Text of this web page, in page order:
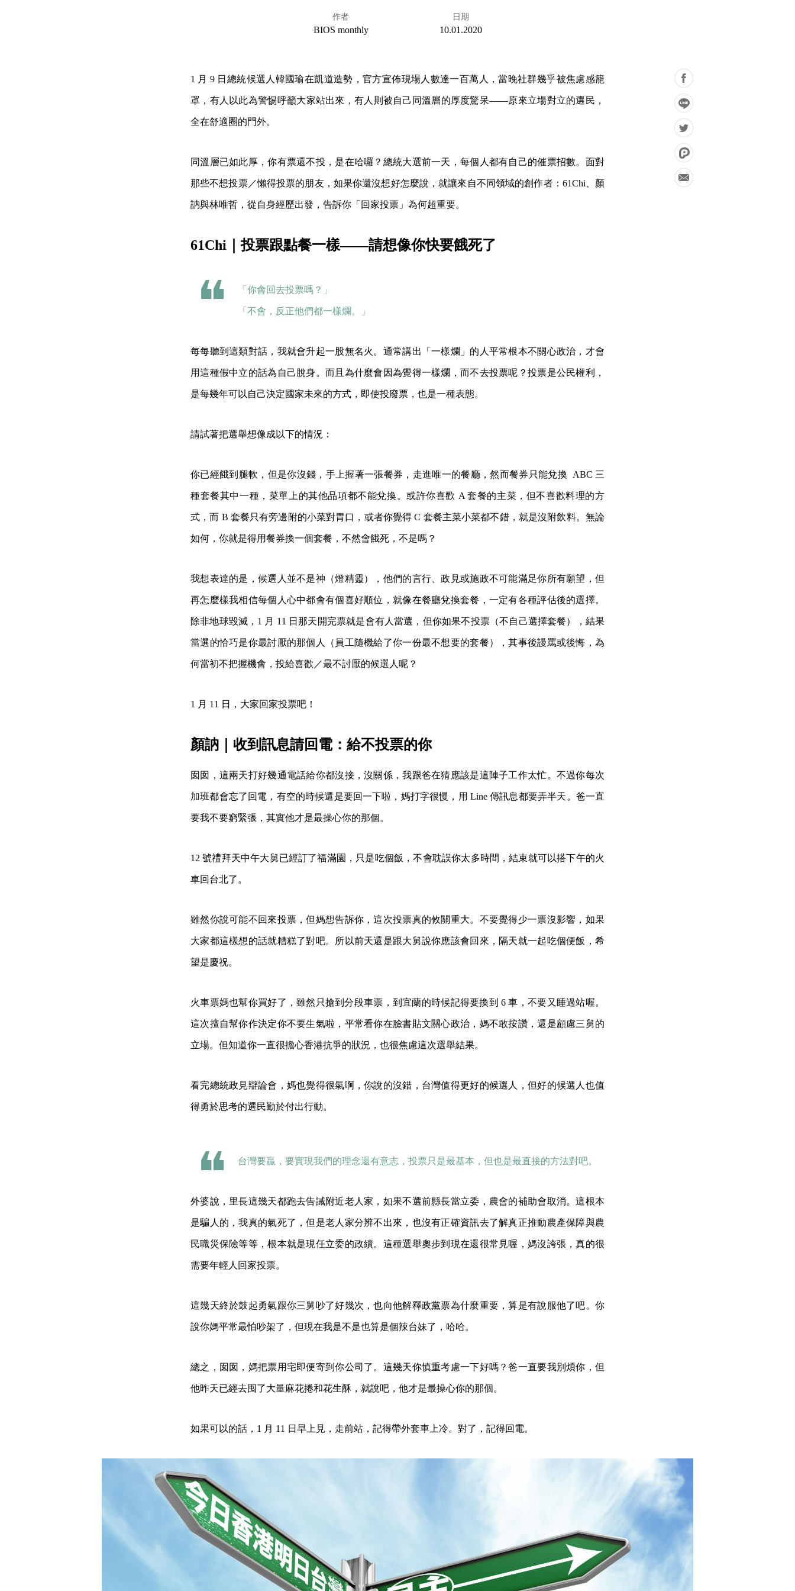
作者
BIOS monthly
日期
10.01.2020
1 月 9 日總統候選人韓國瑜在凱道造勢，官方宣佈現場人數達一百萬人，當晚社群幾乎被焦慮感籠
罩，有人以此為警惕呼籲大家站出來，有人則被自己同溫層的厚度驚呆——原來立場對立的選民，
全在舒適圈的門外。
同溫層已如此厚，你有票還不投，是在哈囉？總統大選前一天，每個人都有自己的催票招數。面對
那些不想投票／懶得投票的朋友，如果你還沒想好怎麼說，就讓來自不同領域的創作者：61Chi、顏
訥與林唯哲，從自身經歷出發，告訴你「回家投票」為何超重要。
61Chi｜投票跟點餐一樣——請想像你快要餓死了
「你會回去投票嗎？」
「不會，反正他們都一樣爛。」
每每聽到這類對話，我就會升起一股無名火。通常講出「一樣爛」的人平常根本不關心政治，才會
用這種假中立的話為自己脫身。而且為什麼會因為覺得一樣爛，而不去投票呢？投票是公民權利，
是每幾年可以自己決定國家未來的方式，即使投廢票，也是一種表態。
請試著把選舉想像成以下的情況：
你已經餓到腿軟，但是你沒錢，手上握著一張餐券，走進唯一的餐廳，然而餐券只能兌換 ABC 三
種套餐其中一種，菜單上的其他品項都不能兌換。或許你喜歡 A 套餐的主菜，但不喜歡料理的方
式，而 B 套餐只有旁邊附的小菜對胃口，或者你覺得 C 套餐主菜小菜都不錯，就是沒附飲料。無論
如何，你就是得用餐券換一個套餐，不然會餓死，不是嗎？
我想表達的是，候選人並不是神（燈精靈），他們的言行、政見或施政不可能滿足你所有願望，但
再怎麼樣我相信每個人心中都會有個喜好順位，就像在餐廳兌換套餐，一定有各種評估後的選擇。
除非地球毀滅，1 月 11 日那天開完票就是會有人當選，但你如果不投票（不自己選擇套餐），結果
當選的恰巧是你最討厭的那個人（員工隨機給了你一份最不想要的套餐），其事後謾罵或後悔，為
何當初不把握機會，投給喜歡／最不討厭的候選人呢？
1 月 11 日，大家回家投票吧！
顏訥｜收到訊息請回電：給不投票的你
囡囡，這兩天打好幾通電話給你都沒接，沒關係，我跟爸在猜應該是這陣子工作太忙。不過你每次
加班都會忘了回電，有空的時候還是要回一下啦，媽打字很慢，用 Line 傳訊息都要弄半天。爸一直
要我不要窮緊張，其實他才是最操心你的那個。
12 號禮拜天中午大舅已經訂了福滿園，只是吃個飯，不會耽誤你太多時間，結束就可以搭下午的火
車回台北了。
雖然你說可能不回來投票，但媽想告訴你，這次投票真的攸關重大。不要覺得少一票沒影響，如果
大家都這樣想的話就糟糕了對吧。所以前天還是跟大舅說你應該會回來，隔天就一起吃個便飯，希
望是慶祝。
火車票媽也幫你買好了，雖然只搶到分段車票，到宜蘭的時候記得要換到 6 車，不要又睡過站喔。
這次擅自幫你作決定你不要生氣啦，平常看你在臉書貼文關心政治，媽不敢按讚，還是顧慮三舅的
立場。但知道你一直很擔心香港抗爭的狀況，也很焦慮這次選舉結果。
看完總統政見辯論會，媽也覺得很氣啊，你說的沒錯，台灣值得更好的候選人，但好的候選人也值
得勇於思考的選民勤於付出行動。
台灣要贏，要實現我們的理念還有意志，投票只是最基本，但也是最直接的方法對吧。
外婆說，里長這幾天都跑去告誡附近老人家，如果不選前縣長當立委，農會的補助會取消。這根本
是騙人的，我真的氣死了，但是老人家分辨不出來，也沒有正確資訊去了解真正推動農產保障與農
民職災保險等等，根本就是現任立委的政績。這種選舉奧步到現在還很常見喔，媽沒誇張，真的很
需要年輕人回家投票。
這幾天終於鼓起勇氣跟你三舅吵了好幾次，也向他解釋政黨票為什麼重要，算是有說服他了吧。你
說你媽平常最怕吵架了，但現在我是不是也算是個辣台妹了，哈哈。
總之，囡囡，媽把票用宅即便寄到你公司了。這幾天你慎重考慮一下好嗎？爸一直要我別煩你，但
他昨天已經去囤了大量麻花捲和花生酥，就說吧，他才是最操心你的那個。
如果可以的話，1 月 11 日早上見，走前站，記得帶外套車上冷。對了，記得回電。